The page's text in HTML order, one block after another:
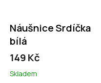
Náušnice Srdíčka
bílá
149 Kč
Skladem